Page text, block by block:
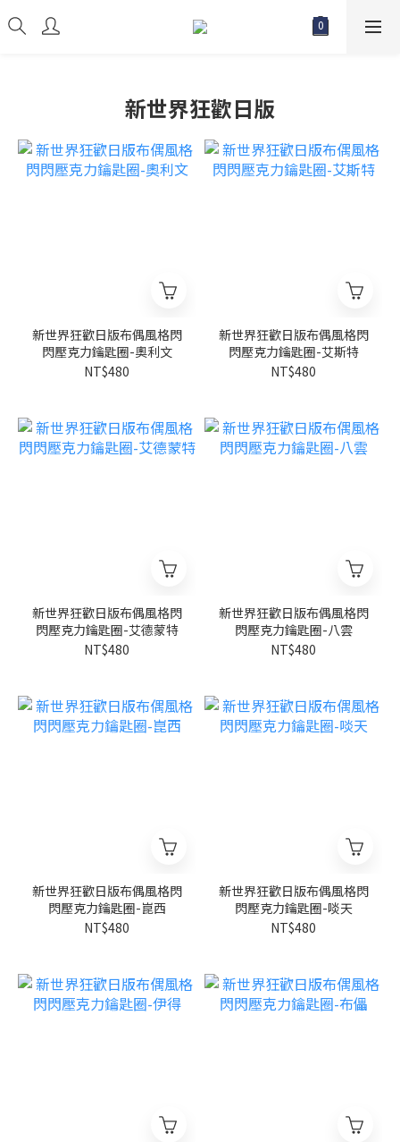
新世界狂歡日版
新世界狂歡日版布偶風格閃
閃壓克力鑰匙圈-奧利文
NT$480
新世界狂歡日版布偶風格閃
閃壓克力鑰匙圈-艾斯特
NT$480
新世界狂歡日版布偶風格閃
閃壓克力鑰匙圈-艾德蒙特
NT$480
新世界狂歡日版布偶風格閃
閃壓克力鑰匙圈-八雲
NT$480
新世界狂歡日版布偶風格閃
閃壓克力鑰匙圈-崑西
NT$480
新世界狂歡日版布偶風格閃
閃壓克力鑰匙圈-啖天
NT$480